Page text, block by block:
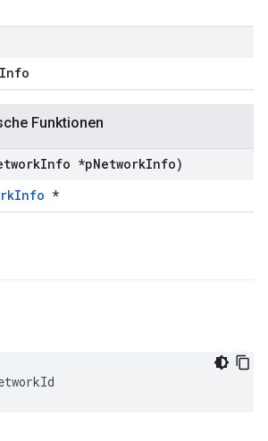
Funktionen
Info *pNetworkInfo)
*